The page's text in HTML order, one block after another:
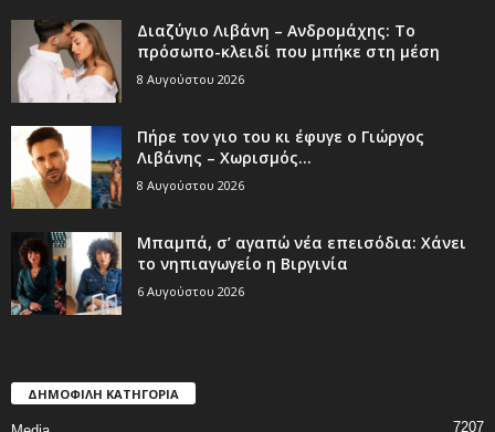
Διαζύγιο Λιβάνη – Ανδρομάχης: Το
πρόσωπο-κλειδί που μπήκε στη μέση
8 Αυγούστου 2026
Πήρε τον γιο του κι έφυγε ο Γιώργος
Λιβάνης – Χωρισμός...
8 Αυγούστου 2026
Μπαμπά, σ’ αγαπώ νέα επεισόδια: Χάνει
το νηπιαγωγείο η Βιργινία
6 Αυγούστου 2026
ΔΗΜΟΦΙΛΗ ΚΑΤΗΓΟΡΙΑ
7207